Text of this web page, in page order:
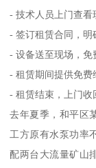
- 技术人员上门查看
- 签订租赁合同，明
- 设备送至现场，免
- 租赁期间提供免费
- 租赁结束，上门收
去年夏季，和平区
工方原有水泵功率
配两台大流量矿山